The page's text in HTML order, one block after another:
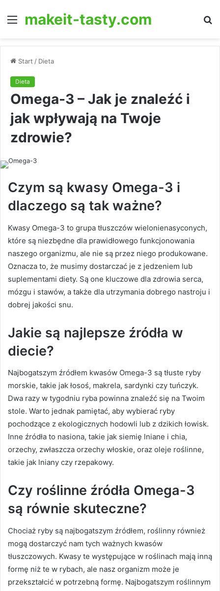
Menu
makeit-tasty.com
Start / Dieta
Dieta
Omega-3 – Jak je znaleźć i
jak wpływają na Twoje
zdrowie?
Czym są kwasy Omega-3 i
dlaczego są tak ważne?
Kwasy Omega-3 to grupa tłuszczów wielonienasyconych,
które są niezbędne dla prawidłowego funkcjonowania
naszego organizmu, ale nie są przez niego produkowane.
Oznacza to, że musimy dostarczać je z jedzeniem lub
suplementami diety. Są one kluczowe dla zdrowia serca,
mózgu i stawów, a także dla utrzymania dobrego nastroju i
dobrej jakości snu.
Jakie są najlepsze źródła w
diecie?
Najbogatszym źródłem kwasów Omega-3 są tłuste ryby
morskie, takie jak łosoś, makrela, sardynki czy tuńczyk.
Dwa razy w tygodniu ryba powinna znaleźć się na Twoim
stole. Warto jednak pamiętać, aby wybierać ryby
pochodzące z ekologicznych hodowli lub z dzikich łowisk.
Inne źródła to nasiona, takie jak siemię lniane i chia,
orzechy, zwłaszcza orzechy włoskie, oraz oleje roślinne,
takie jak lniany czy rzepakowy.
Czy roślinne źródła Omega-3
są równie skuteczne?
Chociaż ryby są najbogatszym źródłem, roślinny również
mogą dostarczyć nam tych ważnych kwasów
tłuszczowych. Kwasy te występujące w roślinach mają inną
formę niż te w rybach, ale nasz organizm może je
przekształcić w potrzebną formę. Najbogatszym roślinnym